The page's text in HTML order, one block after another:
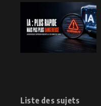
Liste des sujets